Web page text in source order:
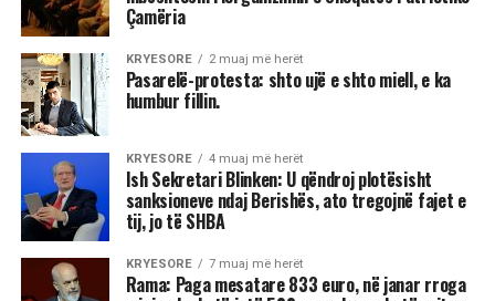
Çamëria
KRYESORE 2 muaj më herët
Pasarelë-protesta: shto ujë e shto miell, e ka
humbur fillin.
KRYESORE 4 muaj më herët
Ish Sekretari Blinken: U qëndroj plotësisht
sanksioneve ndaj Berishës, ato tregojnë fajet e
tij, jo të SHBA
KRYESORE 7 muaj më herët
Rama: Paga mesatare 833 euro, në janar rroga